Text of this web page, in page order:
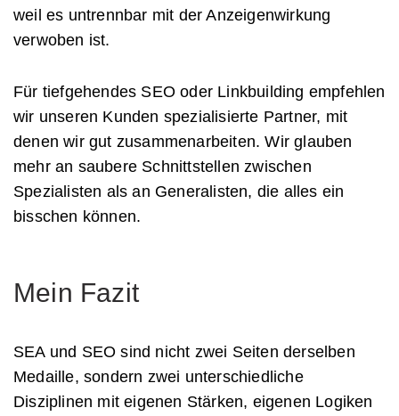
weil es untrennbar mit der Anzeigenwirkung
verwoben ist.
Für tiefgehendes SEO oder Linkbuilding empfehlen
wir unseren Kunden spezialisierte Partner, mit
denen wir gut zusammenarbeiten. Wir glauben
mehr an saubere Schnittstellen zwischen
Spezialisten als an Generalisten, die alles ein
bisschen können.
Mein Fazit
SEA und SEO sind nicht zwei Seiten derselben
Medaille, sondern zwei unterschiedliche
Disziplinen mit eigenen Stärken, eigenen Logiken